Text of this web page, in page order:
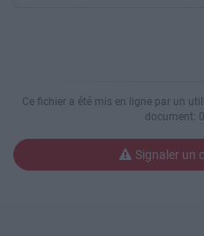
Ce fichier a été mis en ligne par un
document:
Signaler un